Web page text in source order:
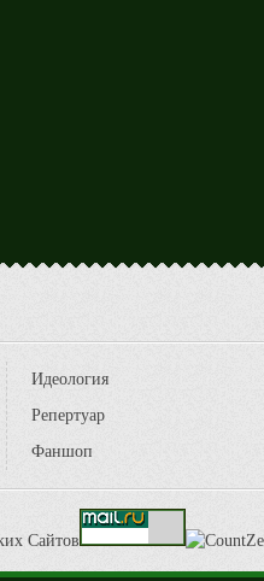
Идеология
Репертуар
Фаншоп